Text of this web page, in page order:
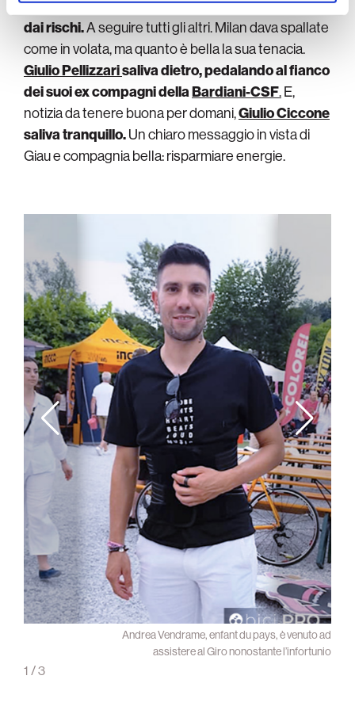
Jonas Vingegaardsaliva deciso, tenendosi fuori
dai rischi.A seguire tutti gli altri. Milan dava spallate
come in volata, ma quanto è bella la sua tenacia.
Giulio Pellizzarisaliva dietro, pedalando al fianco
dei suoi ex compagni dellaBardiani-CSF.E,
notizia da tenere buona per domani,Giulio Ciccone
saliva tranquillo.Un chiaro messaggio in vista di
Giau e compagnia bella: risparmiare energie.
Andrea Vendrame, enfant du pays, è venuto ad
assistere al Giro nonostante l’infortunio
1 /3